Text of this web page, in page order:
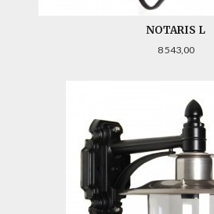
NOTARIS L
Pris
8 543,00